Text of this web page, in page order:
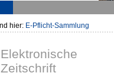
hier: E-Pflicht-Sammlung
Elektronische
Zeitschrift